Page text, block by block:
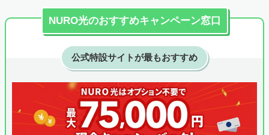
NURO光のおすすめキャンペーン窓口
公式特設サイトが最もおすすめ